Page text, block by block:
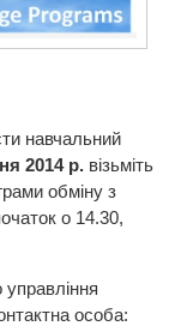
навчальний
2014 р. візьміть
обміну з
о 14.30,
особа: